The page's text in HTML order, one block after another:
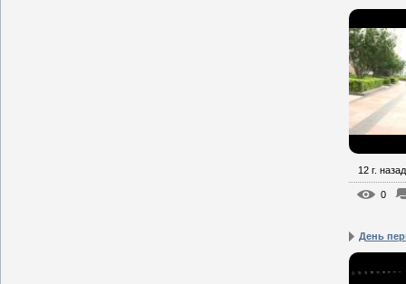
12 г. назад
0
День